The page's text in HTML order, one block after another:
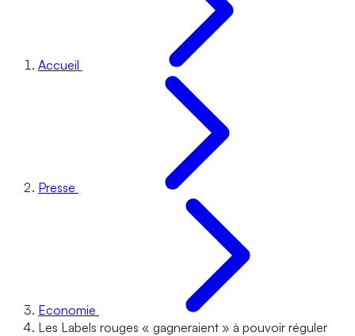
Accueil
Presse
Economie
Les Labels rouges « gagneraient » à pouvoir réguler